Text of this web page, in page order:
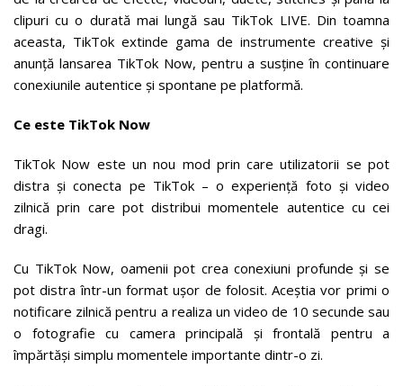
clipuri cu o durată mai lungă sau TikTok LIVE. Din toamna
aceasta, TikTok extinde gama de instrumente creative și
anunță lansarea TikTok Now, pentru a susține în continuare
conexiunile autentice și spontane pe platformă.
Ce este TikTok Now
TikTok Now este un nou mod prin care utilizatorii se pot
distra și conecta pe TikTok – o experiență foto și video
zilnică prin care pot distribui momentele autentice cu cei
dragi.
Cu TikTok Now, oamenii pot crea conexiuni profunde și se
pot distra într-un format ușor de folosit. Aceștia vor primi o
notificare zilnică pentru a realiza un video de 10 secunde sau
o fotografie cu camera principală și frontală pentru a
împărtăși simplu momentele importante dintr-o zi.